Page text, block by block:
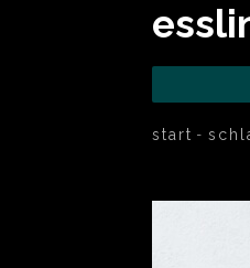
start